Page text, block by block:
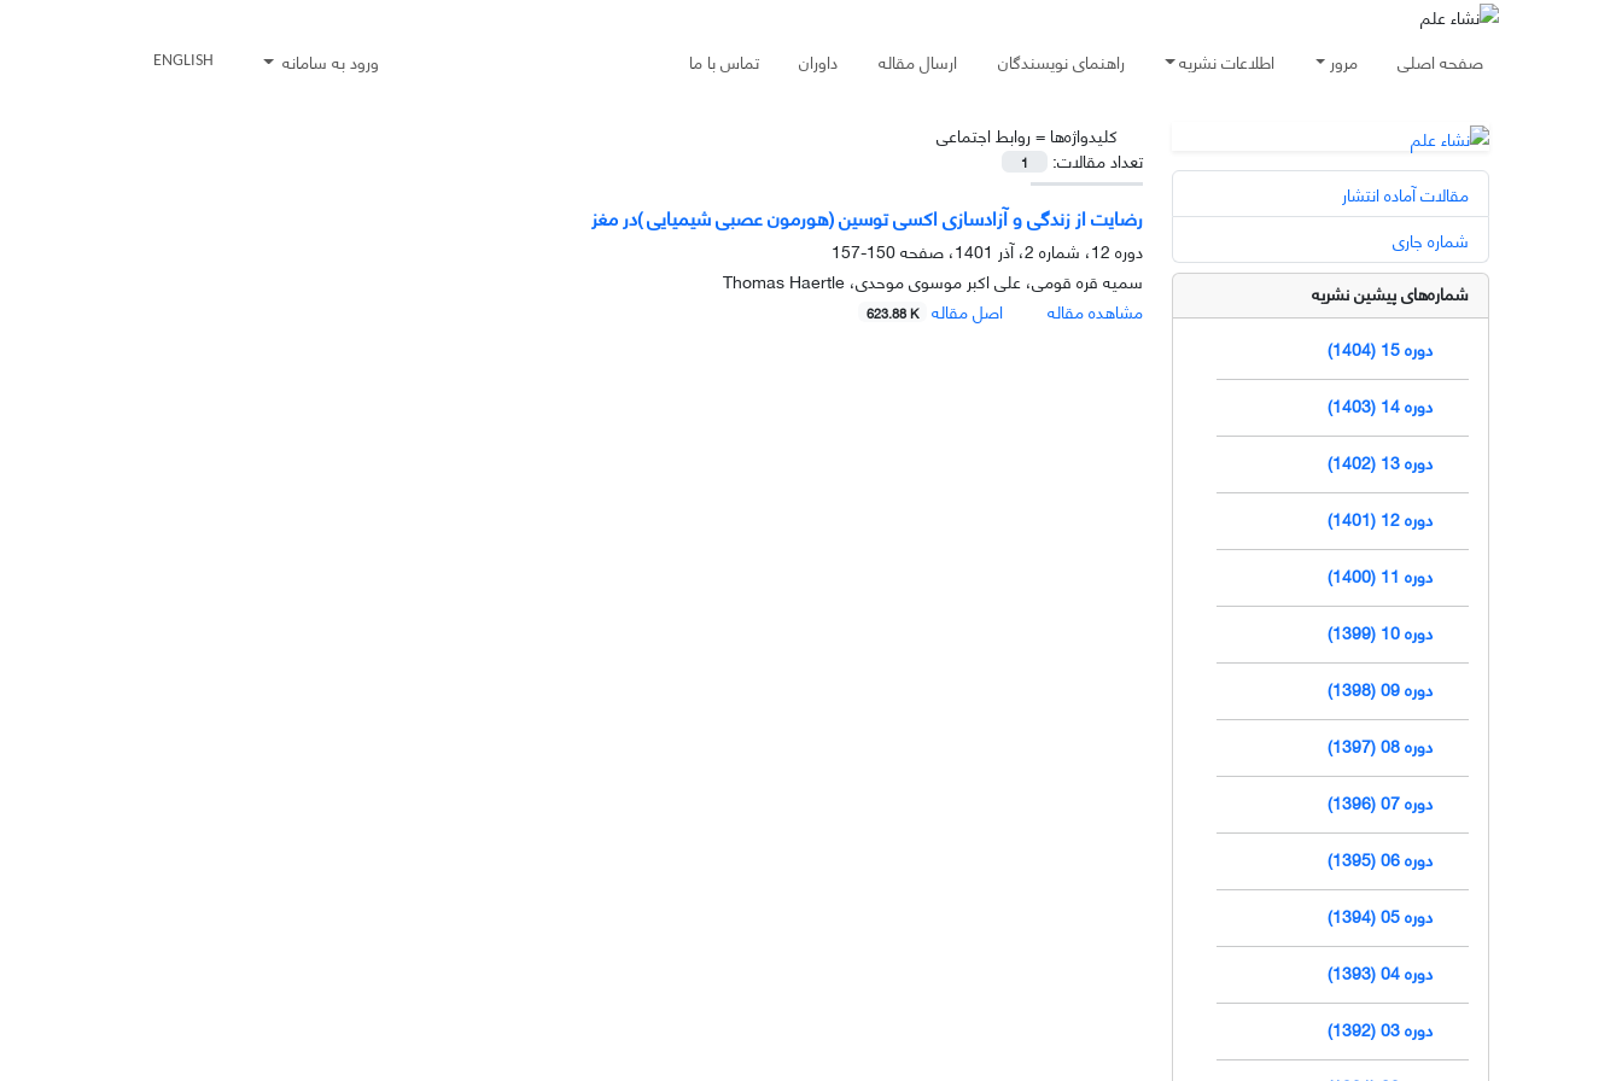
صفحه اصلی مرور اطلاعات نشریه راهنمای نویسندگان ارسال مقاله داوران تماس با ما ورود به سامانه ENGLISH
کلیدواژه‌ها =روابط اجتماعی
تعداد مقالات:
1
رضایت از زندگی و آزادسازی اکسی توسین (هورمون عصبی شیمیایی )در مغز
دوره 12، شماره 2، آذر 1401، صفحه
150-157
سمیه قره قومی، علی اکبر موسوی موحدی، Thomas Haertle
مشاهده مقاله
اصل مقاله 623.88 K
مقالات آماده انتشار
شماره جاری
شماره‌های پیشین نشریه
دوره 15 (1404)
دوره 14 (1403)
دوره 13 (1402)
دوره 12 (1401)
دوره 11 (1400)
دوره 10 (1399)
دوره 09 (1398)
دوره 08 (1397)
دوره 07 (1396)
دوره 06 (1395)
دوره 05 (1394)
دوره 04 (1393)
دوره 03 (1392)